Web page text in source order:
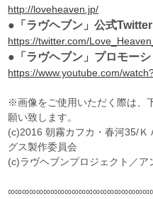
http://loveheaven.jp/
●「ラヴヘブン」公式
https://twitter.com/
●「ラヴヘブン」プロモー
https://www.youtube.com/
※画像をご使用いただく際は、
願い致します。
(c)2016 朝霧カフカ・春河35/Ｋ
グス製作委員会
(c)ラヴヘブンプロジェクト／ア